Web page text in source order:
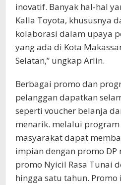
inovatif. Banyak hal-hal
Kalla Toyota, khususnya
kolaborasi dalam upaya
yang ada di Kota
Selatan,” ungkap Arlin.
Berbagai promo dan
pelanggan dapatkan
seperti voucher belanja
menarik. melalui program
masyarakat dapat
impian dengan promo DP
promo Nyicil Rasa Tunai
hingga satu tahun. Promo